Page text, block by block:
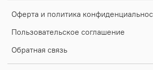
Оферта и политика
Пользовательское соглашение
Обратная связь